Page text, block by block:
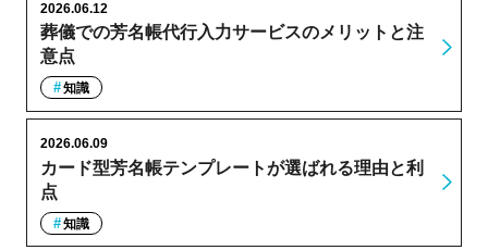
葬儀での芳名帳代行入力サービスのメリットと注
意点
2026.06.12
知識
カード型芳名帳テンプレートが選ばれる理由と利
点
2026.06.09
知識